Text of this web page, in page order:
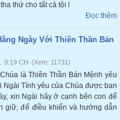
thứ cho tất cả tội l
Đọc thêm
Ngày Với Thiên Thần Bản
9:19 CH (Xem: 11731)
là Thiên Thần Bản Mệnh yêu
Ngài Tình yêu của Chúa được ban
xin Ngài hãy ở cạnh bên con để
giữ, để điều khiển và hướng dẫn